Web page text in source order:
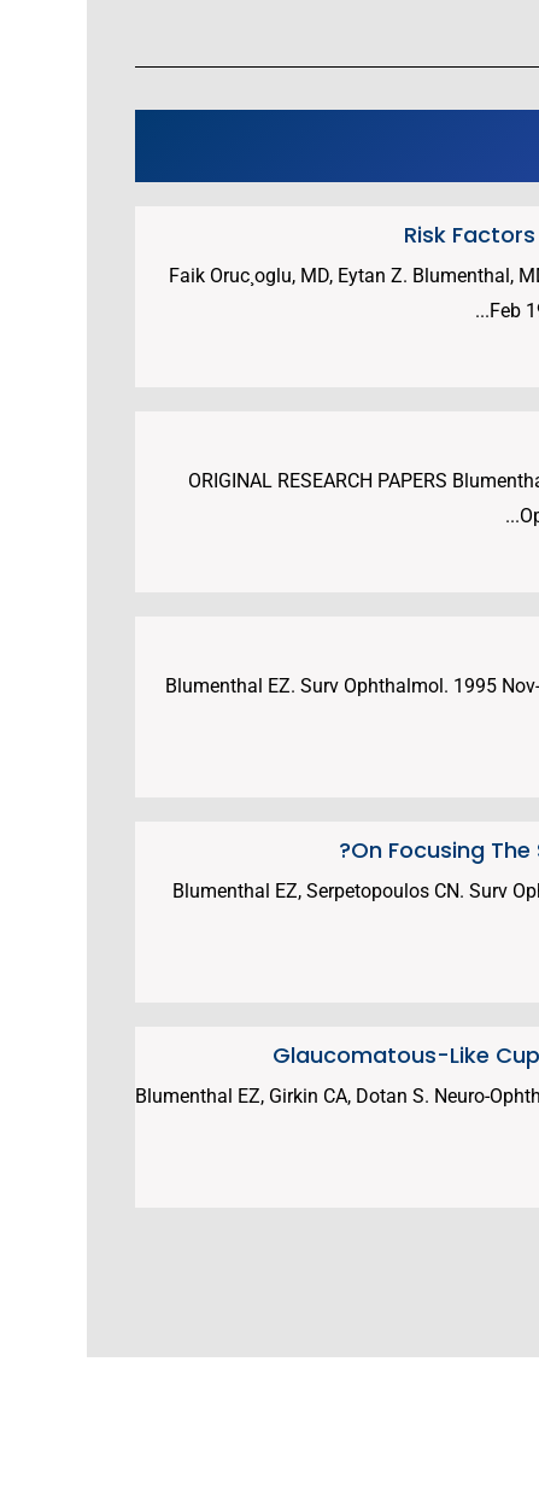
Risk
Faik Oruc¸oglu, MD, Eytan Z. Blumenthal,
Feb
ORIGINAL RESEARCH PAPERS
Blumenthal EZ. Surv Ophthalmol. 1995
On Focusing
Blumenthal EZ, Serpetopoulos CN. Surv
Glaucomatous-Like
Blumenthal EZ, Girkin CA, Dotan S. Neuro-